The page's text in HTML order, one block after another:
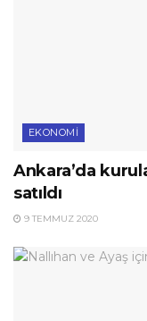
EKONOMI
Ankara’da
satıldı
9 TEMMUZ 2020